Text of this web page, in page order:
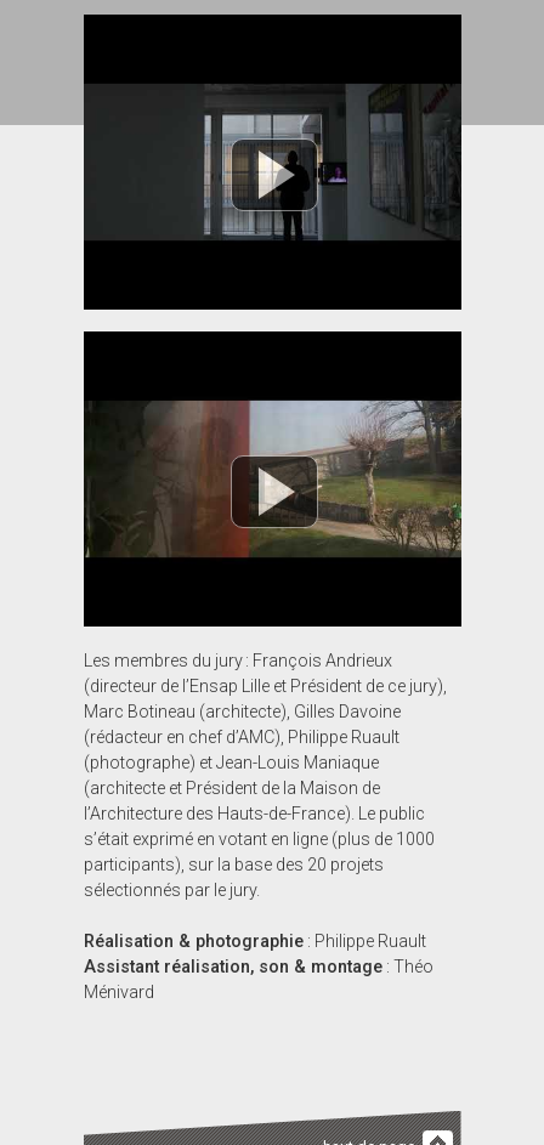
Les membres du jury : François Andrieux
(directeur de l’Ensap Lille et Président de ce jury),
Marc Botineau (architecte), Gilles Davoine
(rédacteur en chef d’AMC), Philippe Ruault
(photographe) et Jean-Louis Maniaque
(architecte et Président de la Maison de
l’Architecture des Hauts-de-France). Le public
s’était exprimé en votant en ligne (plus de 1000
participants), sur la base des 20 projets
sélectionnés par le jury.
Réalisation & photographie: Philippe Ruault
Assistant réalisation, son & montage: Théo
Ménivard